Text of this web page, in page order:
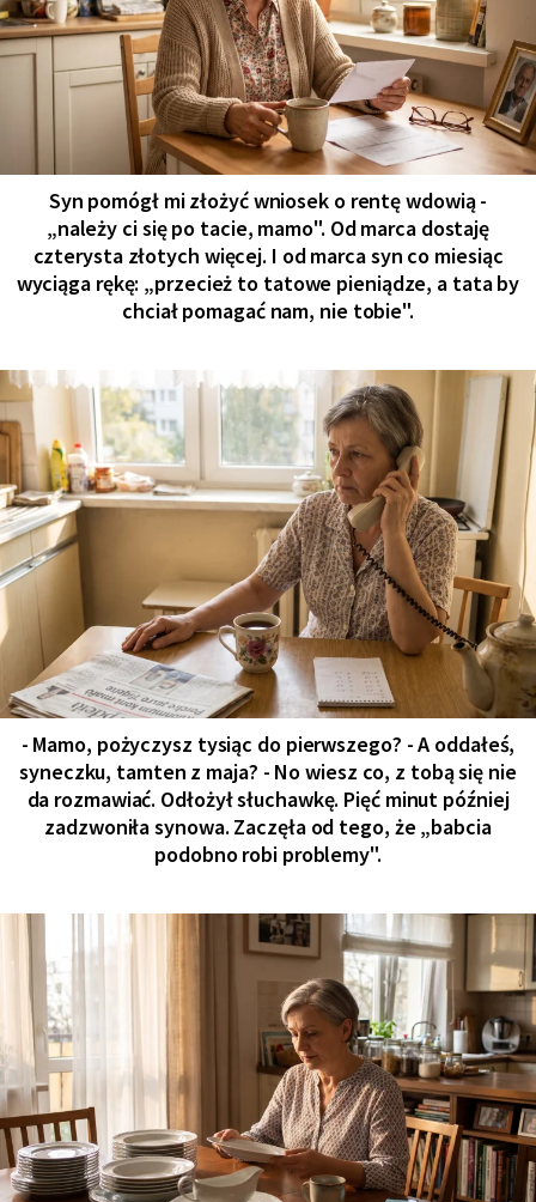
Syn pomógł mi złożyć wniosek o rentę wdowią -
„należy ci się po tacie, mamo". Od marca dostaję
czterysta złotych więcej. I od marca syn co miesiąc
wyciąga rękę: „przecież to tatowe pieniądze, a tata by
chciał pomagać nam, nie tobie".
- Mamo, pożyczysz tysiąc do pierwszego? - A oddałeś,
syneczku, tamten z maja? - No wiesz co, z tobą się nie
da rozmawiać. Odłożył słuchawkę. Pięć minut później
zadzwoniła synowa. Zaczęła od tego, że „babcia
podobno robi problemy".